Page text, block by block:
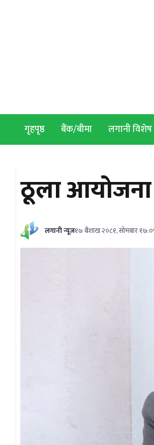
गृहपृष्ठ बैंक/बीमा लगानी विशेष
ठूला आयोजना
लगानी न्यूज१७ बैशाख २०८१, सोमबार